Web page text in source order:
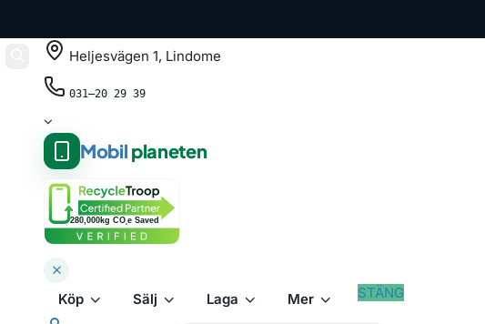
Heljesvägen 1, Lindome
031–20 29 39
Mobil planeten
280,000kg CO2e Saved
STÄNG
Köp Sälj Laga Mer